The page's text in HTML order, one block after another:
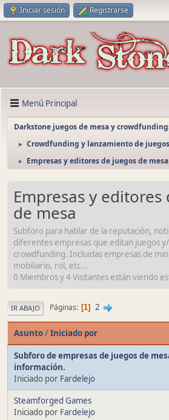
Iniciar sesión Registrarse
Menú Principal
Darkstone juegos de mesa y
► Crowdfunding y lanzamiento de
► Empresas y editores de juegos de mesa
Empresas y editores
de mesa
Subforo para hablar de la reputación,
diferentes empresas que editan juegos
crowdfunding. Incluidas empresas de
mobiliario, rol, etc...
0 Miembros y 4 Visitantes están viendo
IR ABAJO Páginas 1 2
Asunto/Iniciado por
Subforo de empresas de juegos de
información.
Iniciado por Fardelejo
Steamforged Games
Iniciado por Fardelejo